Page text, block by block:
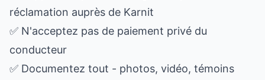
réclamation auprès de Karnit
✅ N'acceptez pas de paiement privé du
conducteur
✅ Documentez tout - photos, vidéo, témoins